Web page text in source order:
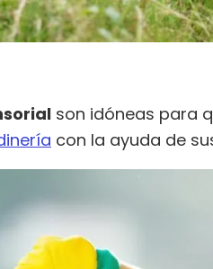
son idóneas para
con la ayuda de